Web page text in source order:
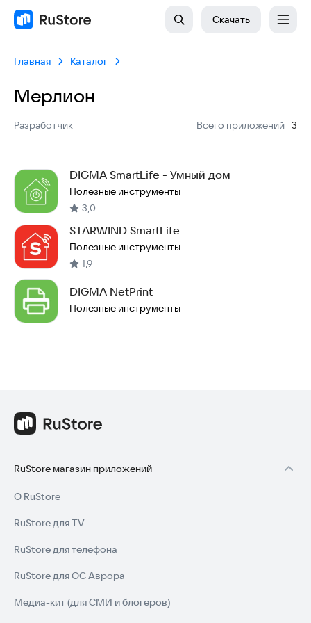
Скачать
Главная Каталог
Мерлион
Разработчик Всего приложений
: 3
DIGMA SmartLife - Умный дом
Полезные инструменты
3,0
STARWIND SmartLife
Полезные инструменты
1,9
DIGMA NetPrint
Полезные инструменты
RuStore магазин приложений
О RuStore
RuStore для TV
RuStore для телефона
RuStore для ОС Аврора
Медиа-кит (для СМИ и блогеров)